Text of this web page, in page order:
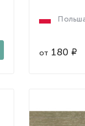
от 180